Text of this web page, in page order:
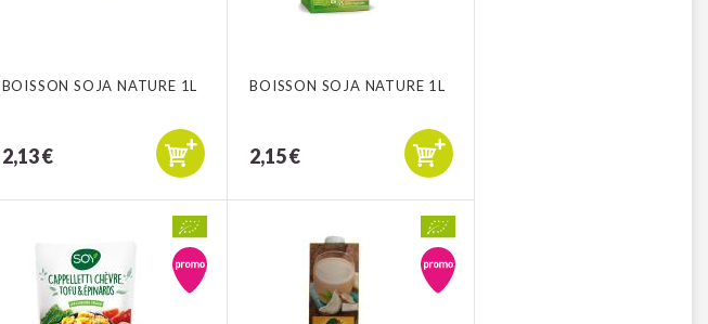
BOISSON SOJA NATURE 1L
2,13 €
BOISSON SOJA NATURE 1L
2,15 €